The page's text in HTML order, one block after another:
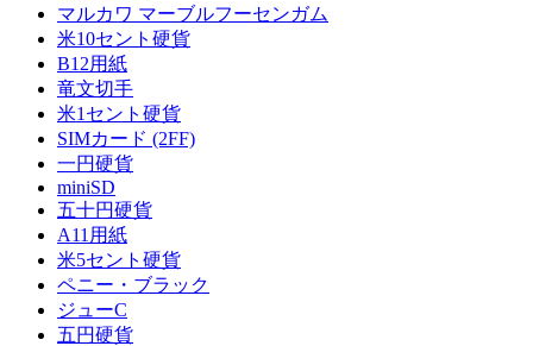
マルカワ マーブルフーセンガム
米10セント硬貨
B12用紙
竜文切手
米1セント硬貨
SIMカード (2FF)
一円硬貨
miniSD
五十円硬貨
A11用紙
米5セント硬貨
ペニー・ブラック
ジューC
五円硬貨